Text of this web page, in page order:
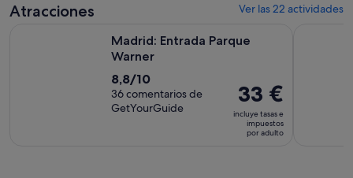
por
Atracciones Ver las 22 actividades
Madrid: Entrada Parque
Warner
8.8
sobre
10
8,8/10
36 comentarios de
GetYourGuide
El
precio
es
de
33 €
incluye tasas e
impuestos
por adulto